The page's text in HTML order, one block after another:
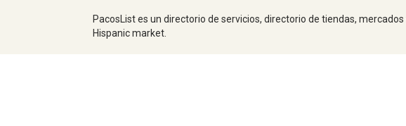
PacosList es un directorio de servicios, directorio de tiendas,
Hispanic market.